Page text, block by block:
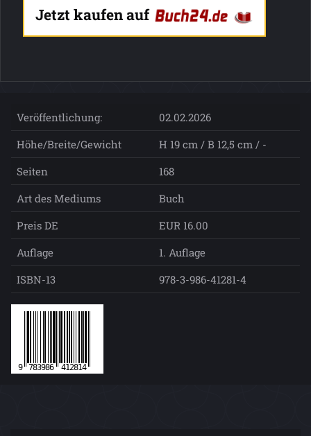
Jetzt kaufen auf
Veröffentlichung:
02.02.2026
Höhe/Breite/Gewicht
H 19 cm / B 12,5 cm / -
Seiten
168
Art des Mediums
Buch
Preis DE
EUR 16.00
Auflage
1. Auflage
ISBN-13
978-3-986-41281-4